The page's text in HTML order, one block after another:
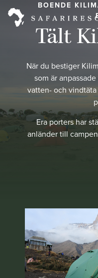
BOENDE
Tält
När du bestiger
som är
vatten- och
Era porters har
anländer till